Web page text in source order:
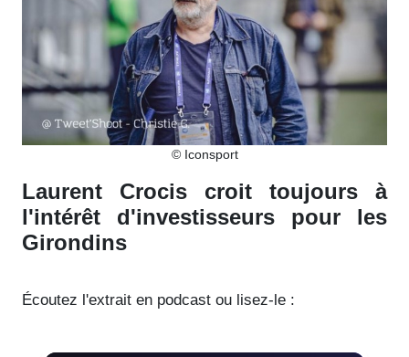
© Iconsport
Laurent Crocis croit toujours à
l'intérêt d'investisseurs pour les
Girondins
Écoutez l'extrait en podcast ou lisez-le :